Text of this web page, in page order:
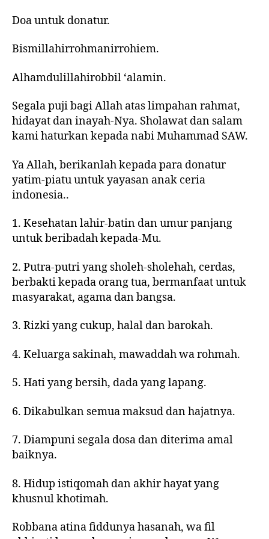
Doa untuk donatur.
Bismillahirrohmanirrohiem.
Alhamdulillahirobbil ‘alamin.
Segala puji bagi Allah atas limpahan rahmat,
hidayat dan inayah-Nya. Sholawat dan salam
kami haturkan kepada nabi Muhammad SAW.
Ya Allah, berikanlah kepada para donatur
yatim-piatu untuk yayasan anak ceria
indonesia..
1. Kesehatan lahir-batin dan umur panjang
untuk beribadah kepada-Mu.
2. Putra-putri yang sholeh-sholehah, cerdas,
berbakti kepada orang tua, bermanfaat untuk
masyarakat, agama dan bangsa.
3. Rizki yang cukup, halal dan barokah.
4. Keluarga sakinah, mawaddah wa rohmah.
5. Hati yang bersih, dada yang lapang.
6. Dikabulkan semua maksud dan hajatnya.
7. Diampuni segala dosa dan diterima amal
baiknya.
8. Hidup istiqomah dan akhir hayat yang
khusnul khotimah.
Robbana atina fiddunya hasanah, wa fil